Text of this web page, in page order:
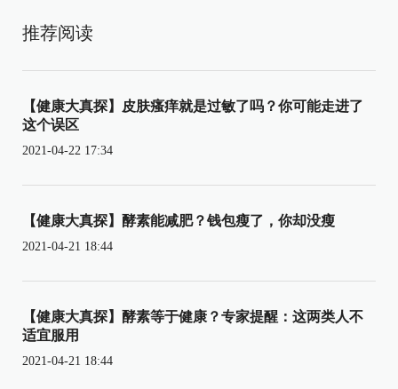
推荐阅读
【健康大真探】皮肤瘙痒就是过敏了吗？你可能走进了
这个误区
2021-04-22 17:34
【健康大真探】酵素能减肥？钱包瘦了，你却没瘦
2021-04-21 18:44
【健康大真探】酵素等于健康？专家提醒：这两类人不
适宜服用
2021-04-21 18:44